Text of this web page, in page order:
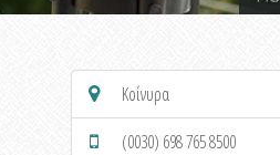
Κοίνυρα
(0030) 698 765 8500